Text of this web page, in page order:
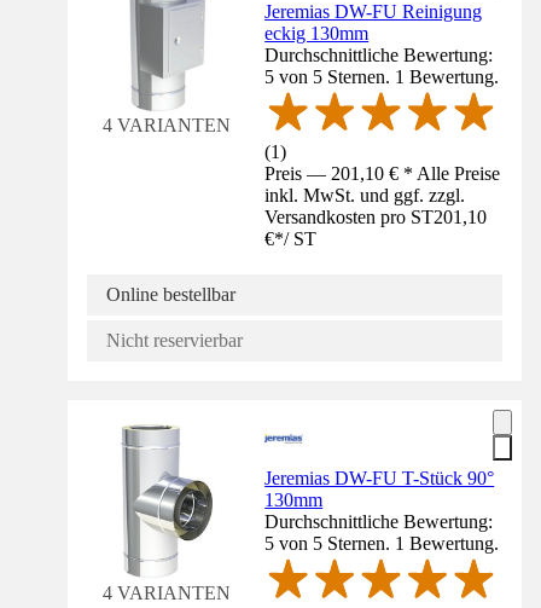
4 VARIANTEN
Jeremias DW-FU Reinigung
eckig 130mm
Durchschnittliche Bewertung:
5 von 5 Sternen. 1 Bewertung.
(1)
Preis — 201,10 € * Alle Preise
inkl. MwSt. und ggf. zzgl.
Versandkosten pro ST201,10
€*/ ST
Online bestellbar
Nicht reservierbar
4 VARIANTEN
Jeremias DW-FU T-Stück 90°
130mm
Durchschnittliche Bewertung:
5 von 5 Sternen. 1 Bewertung.